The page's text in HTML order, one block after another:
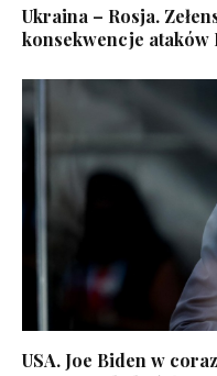
Ukraina – Rosja.
konsekwencje ataków
USA. Joe Biden w